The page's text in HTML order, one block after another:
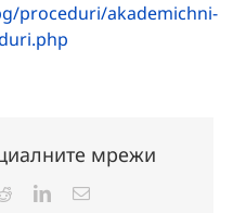
proceduri/akademichni-
мрежи
RedditLinkedInЕлектронна